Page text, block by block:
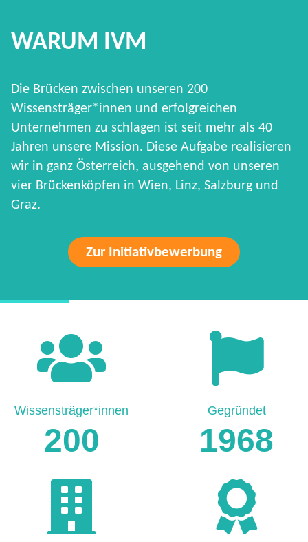
WARUM IVM
Die Brücken zwischen unseren 200
Wissensträger*innen und erfolgreichen
Unternehmen zu schlagen ist seit mehr als 40
Jahren unsere Mission. Diese Aufgabe realisieren
wir in ganz Österreich, ausgehend von unseren
vier Brückenköpfen in Wien, Linz, Salzburg und
Graz.
Zur Initiativbewerbung
200
Wissensträger*innen
1968
Gegründet